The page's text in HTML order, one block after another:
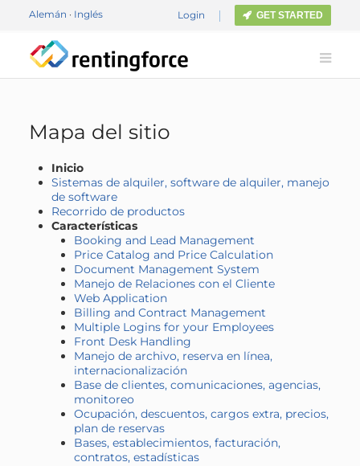
Alemán · Inglés Login GET STARTED
Mapa del sitio
Inicio
Sistemas de alquiler, software de alquiler, manejo
de software
Recorrido de productos
Características
Booking and Lead Management
Price Catalog and Price Calculation
Document Management System
Manejo de Relaciones con el Cliente
Web Application
Billing and Contract Management
Multiple Logins for your Employees
Front Desk Handling
Manejo de archivo, reserva en línea,
internacionalización
Base de clientes, comunicaciones, agencias,
monitoreo
Ocupación, descuentos, cargos extra, precios,
plan de reservas
Bases, establecimientos, facturación,
contratos, estadísticas